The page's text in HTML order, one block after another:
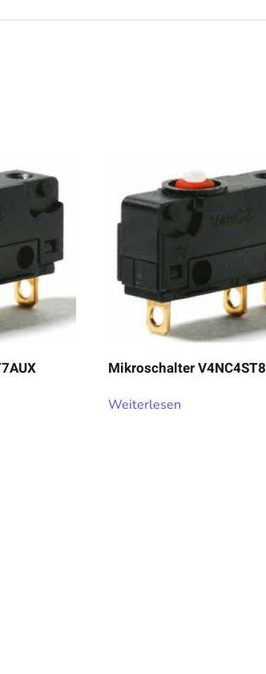
Mikroschalter V4NC4ST8
Weiterlesen